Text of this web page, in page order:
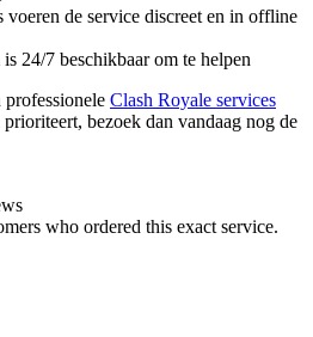
voeren de service discreet en in offline
24/7 beschikbaar om te helpen
professionele Clash Royale services
bezoek dan vandaag nog de
who ordered this exact service.